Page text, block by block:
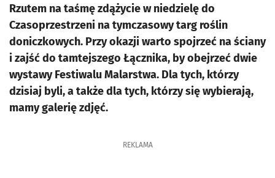
Rzutem na taśmę zdążycie w niedzielę do
Czasoprzestrzeni na tymczasowy targ roślin
doniczkowych. Przy okazji warto spojrzeć na ściany
i zajść do tamtejszego Łącznika, by obejrzeć dwie
wystawy Festiwalu Malarstwa. Dla tych, którzy
dzisiaj byli, a także dla tych, którzy się wybierają,
mamy galerię zdjęć.
REKLAMA